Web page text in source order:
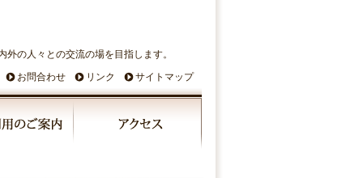
の人々との交流の場を目指します。
サイトマップ
リンク
お問合わせ